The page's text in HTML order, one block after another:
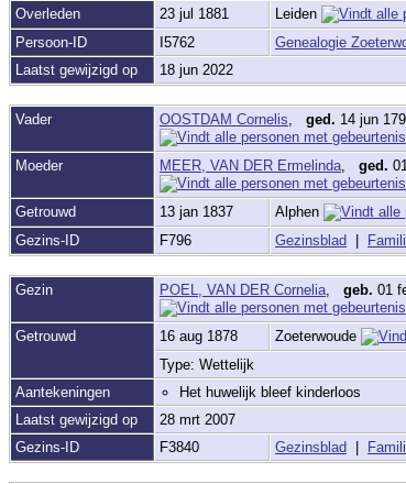
Overleden 23 jul 1881
Leiden
Persoon-ID
I5762
Genealogie
Laatst gewijzigd op
18 jun 2022
Vader OOSTDAM Cornelis ged. 14 jun
Moeder
MEER, VAN DER Ermelinda ged.
Getrouwd
13 jan 1837 Alphen
Gezins-ID
F796 Gezinsblad
Gezin POEL, VAN DER Cornelia geb. 01
Getrouwd
16 aug 1878 Zoeterwoude
Type: Wettelijk
Aantekeningen
Het huwelijk bleef kinderloos
Laatst gewijzigd op
28 mrt 2007
Gezins-ID
F3840 Gezinsblad